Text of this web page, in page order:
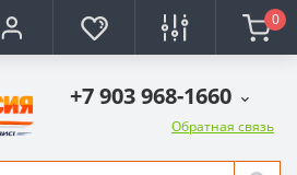
0
+7 903 968-1660
Обратная связь